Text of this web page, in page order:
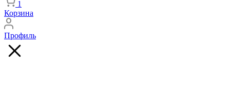
1
Корзина
Профиль